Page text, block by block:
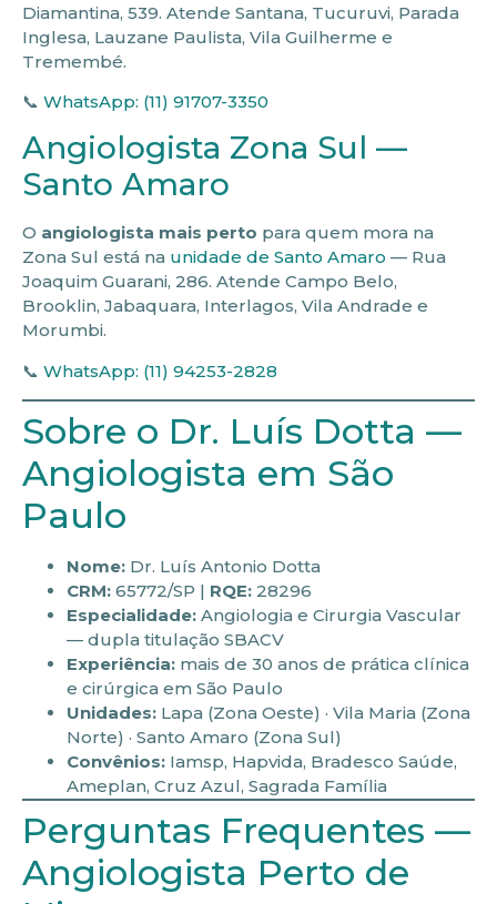
Diamantina, 539. Atende Santana, Tucuruvi, Parada
Inglesa, Lauzane Paulista, Vila Guilherme e
Tremembé.
📞 WhatsApp: (11) 91707-3350
Angiologista Zona Sul —
Santo Amaro
O angiologista mais perto para quem mora na
Zona Sul está na unidade de Santo Amaro — Rua
Joaquim Guarani, 286. Atende Campo Belo,
Brooklin, Jabaquara, Interlagos, Vila Andrade e
Morumbi.
📞 WhatsApp: (11) 94253-2828
Sobre o Dr. Luís Dotta —
Angiologista em São
Paulo
Nome: Dr. Luís Antonio Dotta
CRM: 65772/SP | RQE: 28296
Especialidade: Angiologia e Cirurgia Vascular
— dupla titulação SBACV
Experiência: mais de 30 anos de prática clínica
e cirúrgica em São Paulo
Unidades: Lapa (Zona Oeste) · Vila Maria (Zona
Norte) · Santo Amaro (Zona Sul)
Convênios: Iamsp, Hapvida, Bradesco Saúde,
Ameplan, Cruz Azul, Sagrada Família
Perguntas Frequentes —
Angiologista Perto de